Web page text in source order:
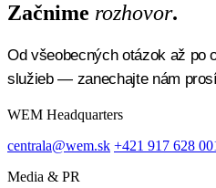
Začnime rozhovor.
Od všeobecných otázok až po
služieb — zanechajte nám
WEM Headquarters
centrala@wem.sk +421 917 628
Media & PR